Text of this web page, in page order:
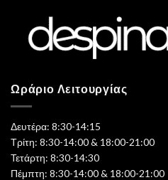
Ωράριο Λειτουργίας
Δευτέρα: 8:30-14:15
Τρίτη: 8:30-14:00 & 18:00-21:00
Τετάρτη: 8:30-14:30
Πέμπτη: 8:30-14:00 & 18:00-21:00